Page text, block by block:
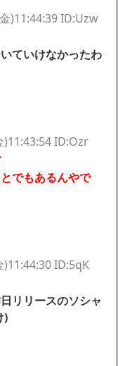
)11:44:39 ID:Uzw
ていけなかったわ
ID:Ozr
でもあるんやで
ID:5qK
リリースのソシャ
)